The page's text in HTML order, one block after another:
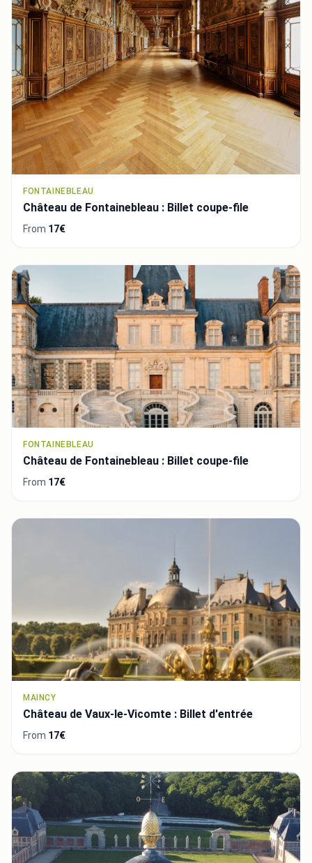
FONTAINEBLEAU
Château de Fontainebleau : Billet coupe-file
From 17€
FONTAINEBLEAU
Château de Fontainebleau : Billet coupe-file
From 17€
MAINCY
Château de Vaux-le-Vicomte : Billet d'entrée
From 17€